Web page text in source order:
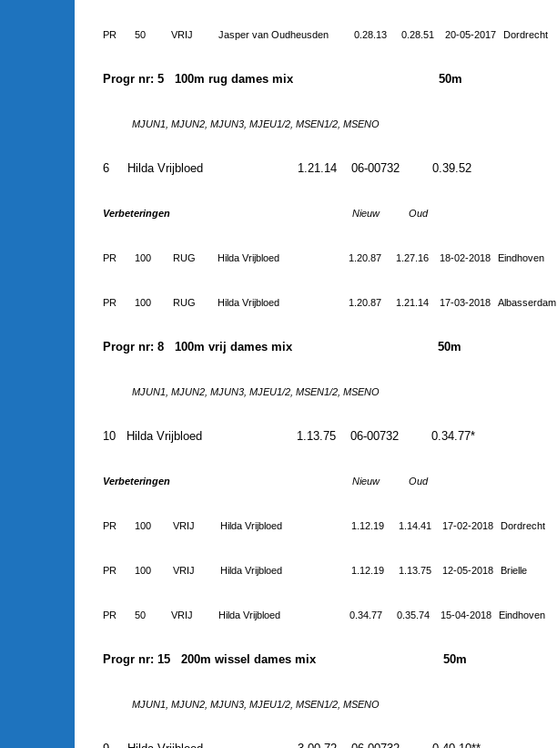
PR 50 VRIJ Jasper van Oudheusden 0.28.13 0.28.51 20-05-2017 Dordrecht
Progr nr: 5 100m rug dames mix 50m
MJUN1, MJUN2, MJUN3, MJEU1/2, MSEN1/2, MSENO
6 Hilda Vrijbloed 1.21.14 06-00732 0.39.52
Verbeteringen Nieuw Oud
PR 100 RUG Hilda Vrijbloed 1.20.87 1.27.16 18-02-2018 Eindhoven
PR 100 RUG Hilda Vrijbloed 1.20.87 1.21.14 17-03-2018 Albasserdam
Progr nr: 8 100m vrij dames mix 50m
MJUN1, MJUN2, MJUN3, MJEU1/2, MSEN1/2, MSENO
10 Hilda Vrijbloed 1.13.75 06-00732 0.34.77*
Verbeteringen Nieuw Oud
PR 100 VRIJ Hilda Vrijbloed 1.12.19 1.14.41 17-02-2018 Dordrecht
PR 100 VRIJ Hilda Vrijbloed 1.12.19 1.13.75 12-05-2018 Brielle
PR 50 VRIJ Hilda Vrijbloed 0.34.77 0.35.74 15-04-2018 Eindhoven
Progr nr: 15 200m wissel dames mix 50m
MJUN1, MJUN2, MJUN3, MJEU1/2, MSEN1/2, MSENO